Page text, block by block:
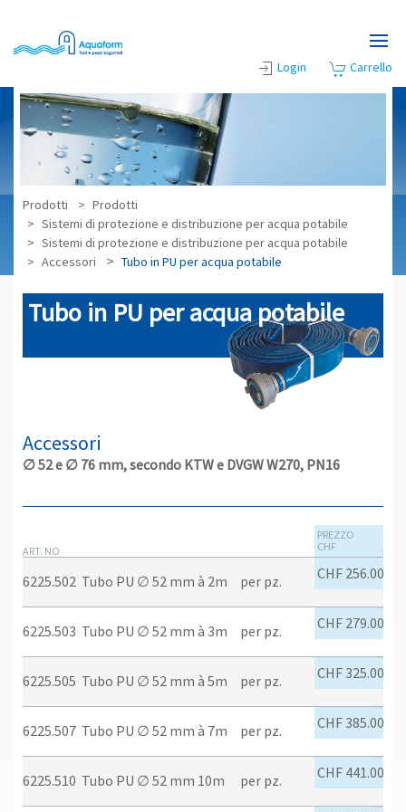
Skip to main content
Login Carrello
Prodotti
Prodotti
Sistemi di protezione e distribuzione per acqua potabile
Sistemi di protezione e distribuzione per acqua potabile
Accessori
Tubo in PU per acqua potabile
Tubo in PU per acqua potabile
Accessori
∅ 52 e ∅ 76 mm, secondo KTW e DVGW W270, PN16
ART. NO
PREZZO
CHF
6225.502 Tubo PU ∅ 52 mm à 2m per pz. CHF 256.00
6225.503 Tubo PU ∅ 52 mm à 3m per pz. CHF 279.00
6225.505 Tubo PU ∅ 52 mm à 5m per pz. CHF 325.00
6225.507 Tubo PU ∅ 52 mm à 7m per pz. CHF 385.00
6225.510 Tubo PU ∅ 52 mm 10m per pz. CHF 441.00